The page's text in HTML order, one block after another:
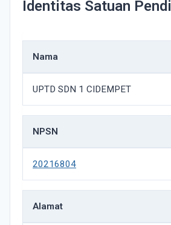
Identitas Satuan
Nama
UPTD SDN 1 CIDEMPET
NPSN
20216804
Alamat